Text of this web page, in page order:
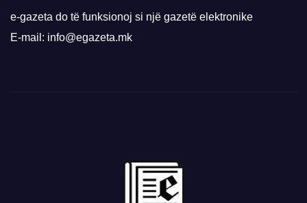
e-gazeta do të funksionoj si një gazetë elektronike
E-mail: info@egazeta.mk